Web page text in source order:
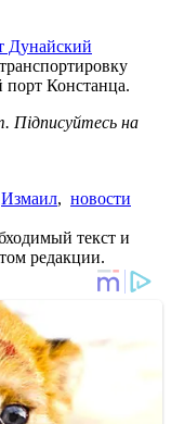
Дунайский
Констанца.
Підписуйтесь на
Измаил, новости
текст и
редакции.